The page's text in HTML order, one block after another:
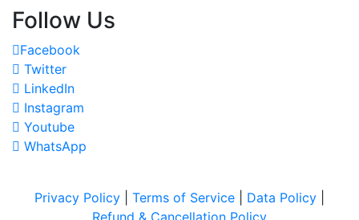
Follow Us
Facebook
Twitter
LinkedIn
Instagram
Youtube
WhatsApp
Privacy Policy Terms of Service Data Policy
Refund & Cancellation Policy